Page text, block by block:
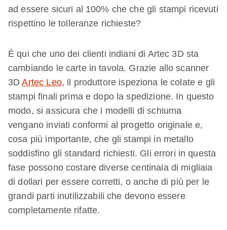
ad essere sicuri al 100% che che gli stampi ricevuti
rispettino le tolleranze richieste?
È qui che uno dei clienti indiani di Artec 3D sta
cambiando le carte in tavola. Grazie allo scanner
3DArtec Leo, il produttore ispeziona le colate e gli
stampi finali prima e dopo la spedizione. In questo
modo, si assicura che i modelli di schiuma
vengano inviati conformi al progetto originale e,
cosa più importante, che gli stampi in metallo
soddisfino gli standard richiesti. Gli errori in questa
fase possono costare diverse centinaia di migliaia
di dollari per essere corretti, o anche di più per le
grandi parti inutilizzabili che devono essere
completamente rifatte.